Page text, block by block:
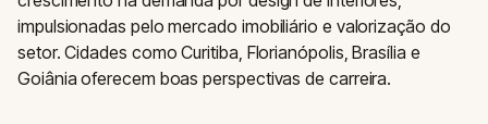
impulsionadas pelo mercado imobiliário e valorização do
setor. Cidades como Curitiba, Florianópolis, Brasília e
Goiânia oferecem boas perspectivas de carreira.